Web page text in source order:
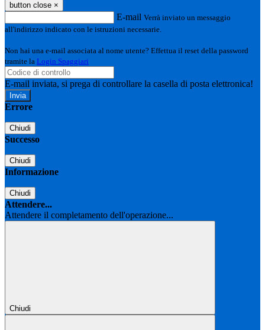
button close ×
E-mail Verrà inviato un messaggio
all'indirizzo indicato con le istruzioni necessarie.
Non hai una e-mail associata al nome utente? Effettua il reset della password
tramite la Login Spaggiari
E-mail inviata, si prega di controllare la casella di posta elettronica!
Errore
Chiudi
Successo
Chiudi
Informazione
Chiudi
Attendere...
Attendere il completamento dell'operazione...
Chiudi